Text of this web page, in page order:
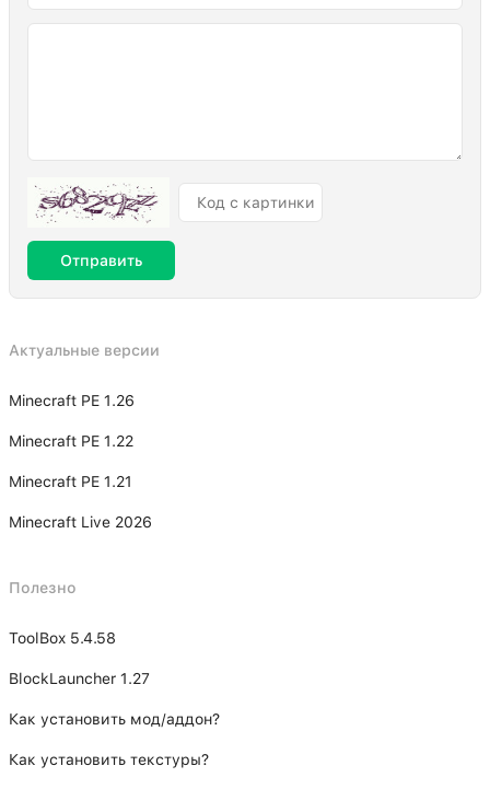
Отправить
Актуальные версии
Minecraft PE 1.26
Minecraft PE 1.22
Minecraft PE 1.21
Minecraft Live 2026
Полезно
ToolBox 5.4.58
BlockLauncher 1.27
Как установить мод/аддон?
Как установить текстуры?